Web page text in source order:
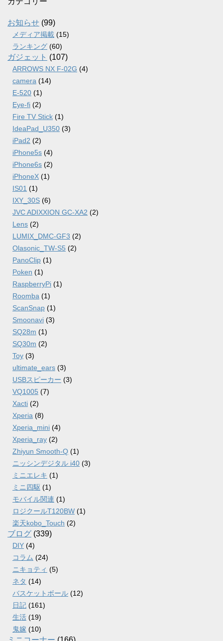
ブ
お知らせ (99)
メディア掲載 (15)
ランキング (60)
ガジェット (107)
ARROWS NX F-02G (4)
camera (14)
E-520 (1)
Eye-fi (2)
Fire TV Stick (1)
IdeaPad_U350 (3)
iPad2 (2)
iPhone5s (4)
iPhone6s (2)
iPhoneX (1)
IS01 (1)
IXY_30S (6)
JVC ADIXXION GC-XA2 (2)
Lens (2)
LUMIX_DMC-GF3 (2)
Olasonic_TW-S5 (2)
PanoClip (1)
Poken (1)
RaspberryPi (1)
Roomba (1)
ScanSnap (1)
Smoonavi (3)
SQ28m (1)
SQ30m (2)
Toy (3)
ultimate_ears (3)
USBスピーカー (3)
VQ1005 (7)
Xacti (2)
Xperia (8)
Xperia_mini (4)
Xperia_ray (2)
Zhiyun Smooth-Q (1)
ニッシンデジタル i40 (3)
ミニエレキ (1)
ミニ四駆 (1)
モバイル関連 (1)
ロジクールT120BW (1)
楽天kobo_Touch (2)
ブログ (339)
DIY (4)
コラム (24)
ニキョティ (5)
ネタ (14)
バスケットボール (12)
日記 (161)
生活 (19)
鬼嫁 (10)